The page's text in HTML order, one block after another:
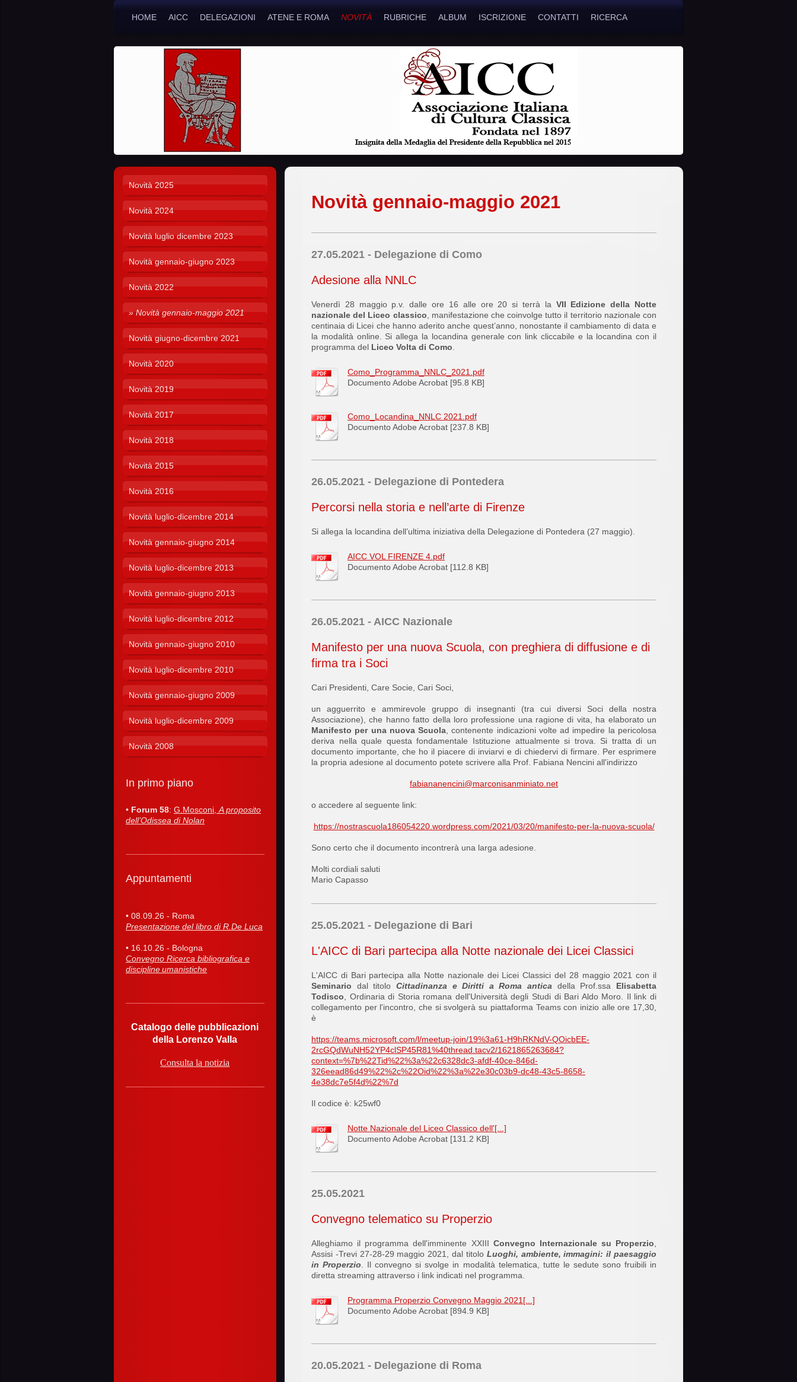
HOME AICC DELEGAZIONI ATENE E ROMA NOVITÀ RUBRICHE ALBUM ISCRIZIONE CONTATTI RICERCA
Novità gennaio-maggio 2021
27.05.2021 - Delegazione di Como
Adesione alla NNLC
Venerdì 28 maggio p.v. dalle ore 16 alle ore 20 si terrà la VII Edizione della Notte
nazionale del Liceo classico , manifestazione che coinvolge tutto il territorio nazionale con
centinaia di Licei che hanno aderito anche quest’anno, nonostante il cambiamento di data e
la modalità online. Si allega la locandina generale con link cliccabile e la locandina con il
programma del Liceo Volta di Como
Como_Programma_NNLC_2021.pdf
Documento Adobe Acrobat [95.8 KB]
Como_Locandina_NNLC 2021.pdf
Documento Adobe Acrobat [237.8 KB]
26.05.2021 - Delegazione di Pontedera
Percorsi nella storia e nell’arte di Firenze
Si allega la locandina dell’ultima iniziativa della Delegazione di Pontedera (27 maggio).
AICC VOL FIRENZE 4.pdf
Documento Adobe Acrobat [112.8 KB]
26.05.2021 - AICC Nazionale
Manifesto per una nuova Scuola, con preghiera di diffusione e di
firma tra i Soci
Cari Presidenti, Care Socie, Cari Soci,
un agguerrito e ammirevole gruppo di insegnanti (tra cui diversi Soci della nostra
Associazione), che hanno fatto della loro professione una ragione di vita, ha elaborato un
Manifesto per una nuova Scuola , contenente indicazioni volte ad impedire la pericolosa
deriva nella quale questa fondamentale Istituzione attualmente si trova. Si tratta di un
documento importante, che ho il piacere di inviarvi e di chiedervi di firmare. Per esprimere
la propria adesione al documento potete scrivere alla Prof. Fabiana Nencini all'indirizzo
fabiananencini@marconisanminiato.net
o accedere al seguente link:
https://nostrascuola186054220.wordpress.com/2021/03/20/manifesto-per-la-nuova-scuola/
Sono certo che il documento incontrerà una larga adesione.
Molti cordiali saluti
Mario Capasso
25.05.2021 - Delegazione di Bari
L'AICC di Bari partecipa alla Notte nazionale dei Licei Classici
L'AICC di Bari partecipa alla Notte nazionale dei Licei Classici del 28 maggio 2021 con il
Seminario dal titolo Cittadinanza e Diritti a Roma antica della Prof.ssa Elisabetta
Todisco , Ordinaria di Storia romana dell'Università degli Studi di Bari Aldo Moro. Il link di
collegamento per l'incontro, che si svolgerà su piattaforma Teams con inizio alle ore 17,30,
è
https://teams.microsoft.com/l/meetup-join/19%3a61-H9hRKNdV-QOicbEE-
2rcGQdWuNH52YP4clSP45R81%40thread.tacv2/1621865263684?
context=%7b%22Tid%22%3a%22c6328dc3-afdf-40ce-846d-
326eead86d49%22%2c%22Oid%22%3a%22e30c03b9-dc48-43c5-8658-
4e38dc7e5f4d%22%7d
Il codice è: k25wf0
Notte Nazionale del Liceo Classico dell'[...]
Documento Adobe Acrobat [131.2 KB]
25.05.2021
Convegno telematico su Properzio
Alleghiamo il programma dell'imminente XXIII Convegno Internazionale su Properzio
Assisi -Trevi 27-28-29 maggio 2021, dal titolo Luoghi, ambiente, immagini: il paesaggio
in Properzio . Il convegno si svolge in modalità telematica, tutte le sedute sono fruibili in
diretta streaming attraverso i link indicati nel programma.
Programma Properzio Convegno Maggio 2021[...]
Documento Adobe Acrobat [894.9 KB]
20.05.2021 - Delegazione di Roma
Novità 2025
Novità 2024
Novità luglio dicembre 2023
Novità gennaio-giugno 2023
Novità 2022
Novità gennaio-maggio 2021
Novità giugno-dicembre 2021
Novità 2020
Novità 2019
Novità 2017
Novità 2018
Novità 2015
Novità 2016
Novità luglio-dicembre 2014
Novità gennaio-giugno 2014
Novità luglio-dicembre 2013
Novità gennaio-giugno 2013
Novità luglio-dicembre 2012
Novità gennaio-giugno 2010
Novità luglio-dicembre 2010
Novità gennaio-giugno 2009
Novità luglio-dicembre 2009
Novità 2008
In primo piano
• Forum 58: G.Mosconi, A proposito
dell’Odissea di Nolan
Appuntamenti
• 08.09.26 - Roma
Presentazione del libro di R.De Luca
• 16.10.26 - Bologna
Convegno Ricerca bibliografica e
discipline umanistiche
Catalogo delle pubblicazioni
della Lorenzo Valla
Consulta la notizia